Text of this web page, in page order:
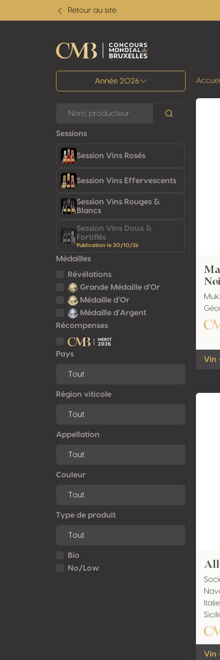
Retour au site
Tous les résultats
Année 2026
Sessions
Session Vins Rosés
Session Vins Effervescents
Session Vins Rouges &
Blancs
Session Vins Doux &
Fortifiés
Publication le 20/10/26
Médailles
Révélations
Grande Médaille d'Or
Médaille d'Or
Médaille d'Argent
Récompenses
Pays
Région viticole
Appellation
Couleur
Type de produit
Bio
No/Low
Accueil
Vin
Vin